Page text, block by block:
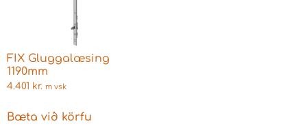
FIX Gluggalæsing
1190mm
4.401 kr. m vsk
Bæta við körfu